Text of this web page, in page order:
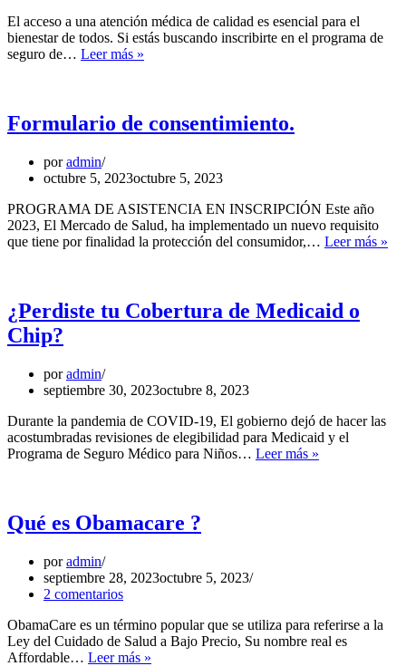
El acceso a una atención médica de calidad es esencial para el
bienestar de todos. Si estás buscando inscribirte en el programa de
seguro de… Leer más »
la
ayuda
agente
Formulario de consentimiento.
poradmin
octubre 5, 2023octubre 5, 2023
PROGRAMA DE ASISTENCIA EN INSCRIPCIÓN Este año
2023, El Mercado de Salud, ha implementado un nuevo requisito
que tiene por finalidad la protección del consumidor,… Leer más »
¿Perdiste tu Cobertura de Medicaid o
Chip?
poradmin
septiembre 30, 2023octubre 8, 2023
Durante la pandemia de COVID-19, El gobierno dejó de hacer las
acostumbradas revisiones de elegibilidad para Medicaid y el
Programa de Seguro Médico para Niños… Leer más »
Qué es Obamacare ?
poradmin
septiembre 28, 2023octubre 5, 2023
2 comentarios
ObamaCare es un término popular que se utiliza para referirse a la
Ley del Cuidado de Salud a Bajo Precio, Su nombre real es
Affordable… Leer más »